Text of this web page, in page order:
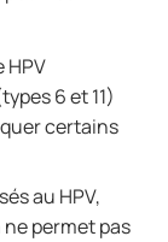
HPV
6 et 11)
certains
au HPV,
permet pas